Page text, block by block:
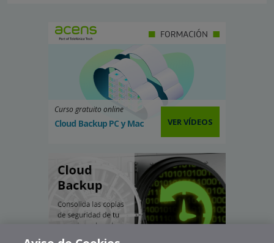
Curso gratuito online
Cloud Backup PC y Mac VER VÍDEOS